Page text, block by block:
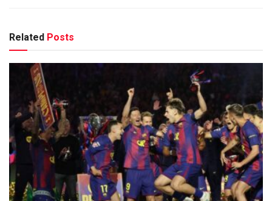
Related Posts